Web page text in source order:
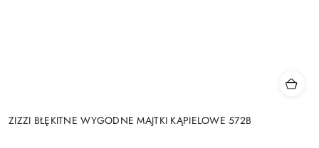
ZIZZI BŁĘKITNE WYGODNE MAJTKI KĄPIELOWE 572B